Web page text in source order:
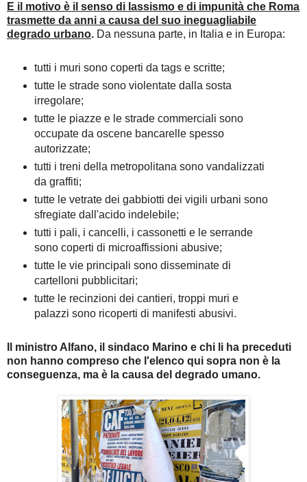
E il motivo è il senso di lassismo e di impunità che Roma
trasmette da anni a causa del suo ineguagliabile
degrado urbano. Da nessuna parte, in Italia e in Europa:
tutti i muri sono coperti da tags e scritte;
tutte le strade sono violentate dalla sosta
irregolare;
tutte le piazze e le strade commerciali sono
occupate da oscene bancarelle spesso
autorizzate;
tutti i treni della metropolitana sono vandalizzati
da graffiti;
tutte le vetrate dei gabbiotti dei vigili urbani sono
sfregiate dall'acido indelebile;
tutti i pali, i cancelli, i cassonetti e le serrande
sono coperti di microaffissioni abusive;
tutte le vie principali sono disseminate di
cartelloni pubblicitari;
tutte le recinzioni dei cantieri, troppi muri e
palazzi sono ricoperti di manifesti abusivi.
Il ministro Alfano, il sindaco Marino e chi li ha preceduti
non hanno compreso che l'elenco qui sopra non è la
conseguenza, ma è la causa del degrado umano.